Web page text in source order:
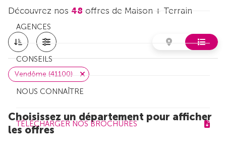
AGENCES
CONSEILS
NOUS CONNAÎTRE
TÉLÉCHARGER NOS BROCHURES
Découvrez nos 48 offres de Maison + Terrain
Vendôme (41100)
Choisissez un département pour afficher
les offres